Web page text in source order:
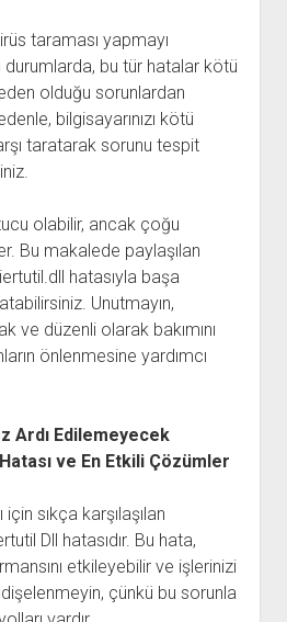
taraması yapmayı
durumlarda, bu tür hatalar kötü
olduğu sorunlardan
bilgisayarınızı kötü
taratarak sorunu tespit
olabilir, ancak çoğu
Bu makalede paylaşılan
hatasıyla başa
Unutmayın,
ve düzenli olarak bakımını
önlenmesine yardımcı
Ardı Edilemeyecek
ve En Etkili Çözümler
için sıkça karşılaşılan
Dll hatasıdır. Bu hata,
etkileyebilir ve işlerinizi
çünkü bu sorunla